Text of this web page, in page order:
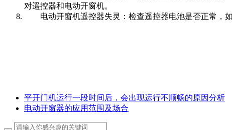
对遥控器和电动开窗机。
电动开窗机遥控器失灵：检查遥控器电池是否正常，
平开门机运行一段时间后，会出现运行不顺畅的原因分析
电动开窗器的应用范围及场合